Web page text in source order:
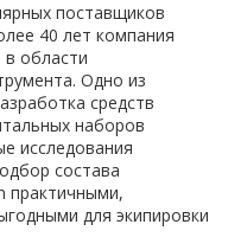
поставщиков
40 лет компания
области
Одно из
средств
наборов
исследования
состава
практичными,
для экипировки